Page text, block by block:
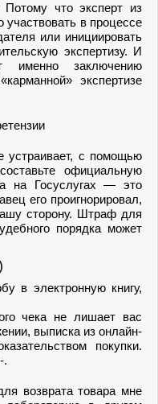
что эксперт из
в процессе
или инициировать
экспертизу. И
именно заключению
экспертизе
устраивает, с помощью
официальную
на Госуслугах — это
его проигнорировал,
сторону. Штраф для
порядка может
в электронную книгу,
чека не лишает вас
выписка из онлайн-
покупки.
.
возврата товара мне